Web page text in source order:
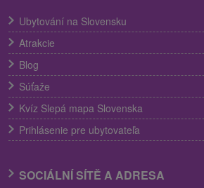
Ubytování na Slovensku
Atrakcie
Blog
Súťaže
Kvíz Slepá mapa Slovenska
Prihlásenie pre ubytovateľa
SOCIÁLNÍ SÍTĚ A ADRESA